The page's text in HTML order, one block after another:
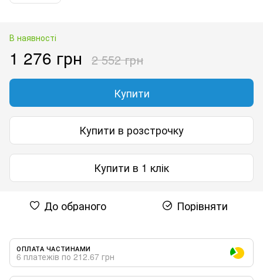
В наявності
1 276 грн 2 552 грн
Купити
Купити в розстрочку
Купити в 1 клік
До обраного Порівняти
ОПЛАТА ЧАСТИНАМИ
6 платежів по 212.67 грн